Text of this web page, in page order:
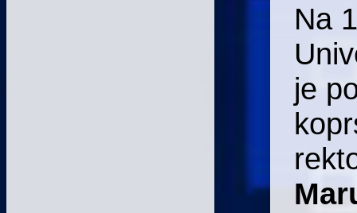
Na
je